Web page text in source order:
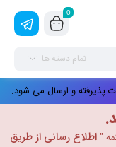
0
تمام دسته ها
پذیرفته و ارسال می شود.
"اطلاع رسانی از طریق